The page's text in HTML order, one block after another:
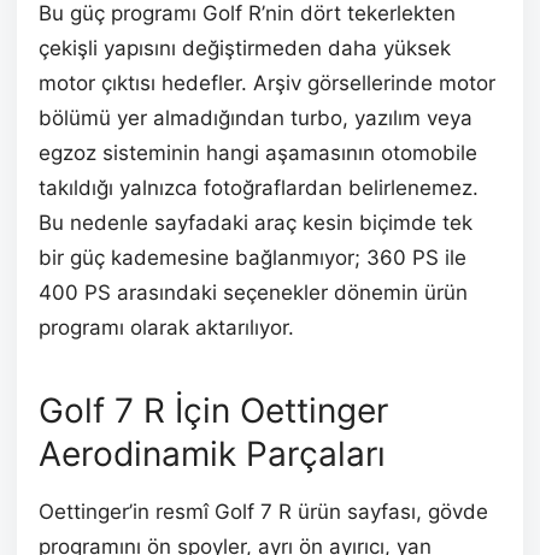
Bu güç programı Golf R’nin dört tekerlekten
çekişli yapısını değiştirmeden daha yüksek
motor çıktısı hedefler. Arşiv görsellerinde motor
bölümü yer almadığından turbo, yazılım veya
egzoz sisteminin hangi aşamasının otomobile
takıldığı yalnızca fotoğraflardan belirlenemez.
Bu nedenle sayfadaki araç kesin biçimde tek
bir güç kademesine bağlanmıyor; 360 PS ile
400 PS arasındaki seçenekler dönemin ürün
programı olarak aktarılıyor.
Golf 7 R İçin Oettinger
Aerodinamik Parçaları
Oettinger’in resmî Golf 7 R ürün sayfası, gövde
programını ön spoyler, ayrı ön ayırıcı, yan